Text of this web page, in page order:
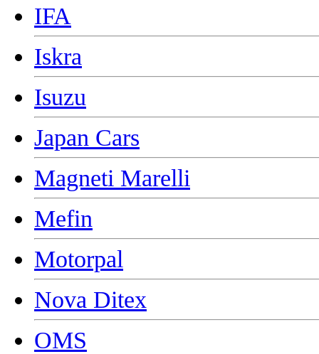
IFA
Iskra
Isuzu
Japan Cars
Magneti Marelli
Mefin
Motorpal
Nova Ditex
OMS